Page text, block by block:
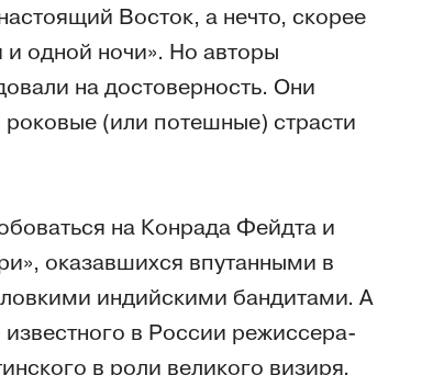
Восток, а нечто, скорее
одной ночи». Но авторы
на достоверность. Они
(или потешные) страсти
на Конрада Фейдта и
оказавшихся впутанными в
индийскими бандитами. А
известного в России режиссера-
в роли великого визиря.